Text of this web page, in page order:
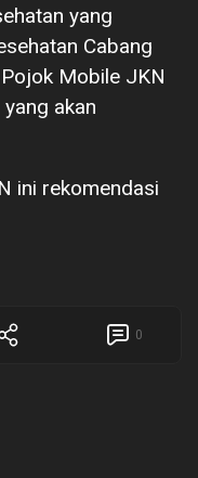
yang
Cabang
Mobile JKN
akan
ini rekomendasi
0